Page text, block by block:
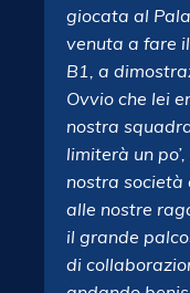
giocata al
venuta a fare
B1, a
Ovvio che lei
nostra
limiterà un
nostra società
alle nostre
il grande
di